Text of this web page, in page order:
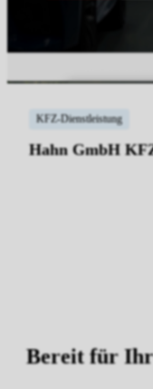
KFZ-Dienstleistung
Hahn GmbH
Bereit für Ihr